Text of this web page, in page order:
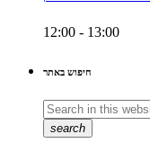
12:00 - 13:00
חיפוש באתר
search